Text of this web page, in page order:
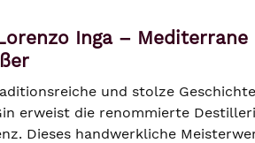
Inga –
und stolze
erweist die renommierte
Dieses handwerkliche